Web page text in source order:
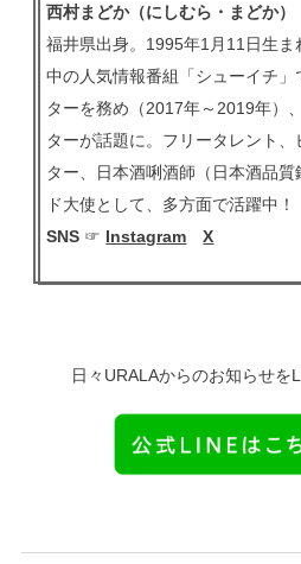
西村まどか（にしむら・まどか）
福井県出身。1995年1月11日生
中の人気情報番組「シューイチ」
ターを務め（2017年～2019年）
ターが話題に。フリータレント
ター、日本酒唎酒師（日本酒品
ド大使として、多方面で活躍中！
SNS ☞ Instagram X
日々URALAからのお知らせを